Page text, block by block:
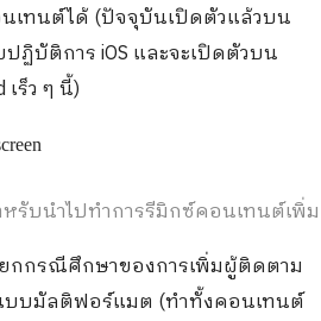
เทนต์ได้ (ปัจจุบันเปิดตัวแล้วบน
ปฏิบัติการ iOS และจะเปิดตัวบน
ร็ว ๆ นี้)
หรับนำไปทำการรีมิกซ์คอนเทนต์เพิ่
ยกกรณีศึกษาของการเพิ่มผู้ติดตาม
บบมัลติฟอร์แมต (ทำทั้งคอนเทนต์